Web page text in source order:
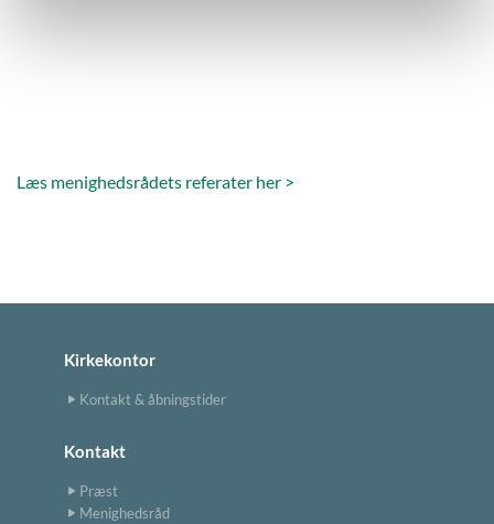
Læs menighedsrådets referater her >
Kirkekontor
Kontakt & åbningstider
Kontakt
Præst
Menighedsråd